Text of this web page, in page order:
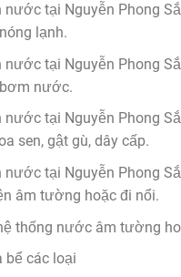
nước tại Nguyễn Phong
lạnh.
nước tại Nguyễn Phong
nước.
nước tại Nguyễn Phong
sen, gật gù, dây cấp.
nước tại Nguyễn Phong
âm tường hoặc đi nổi.
thống nước âm tường
bể các loại